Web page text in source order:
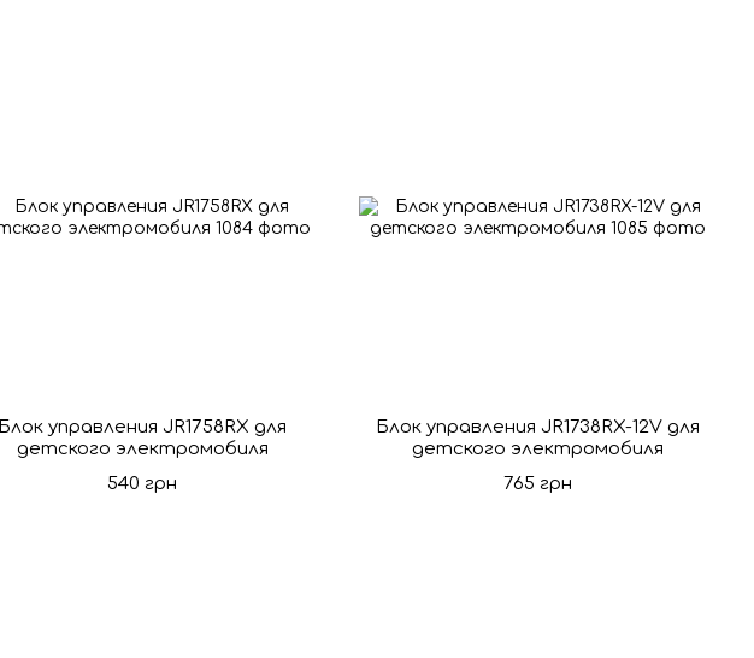
Блок управления JR1758RX для
детского электромобиля
540 грн
Блок управления JR1738RX-12V для
детского электромобиля
765 грн